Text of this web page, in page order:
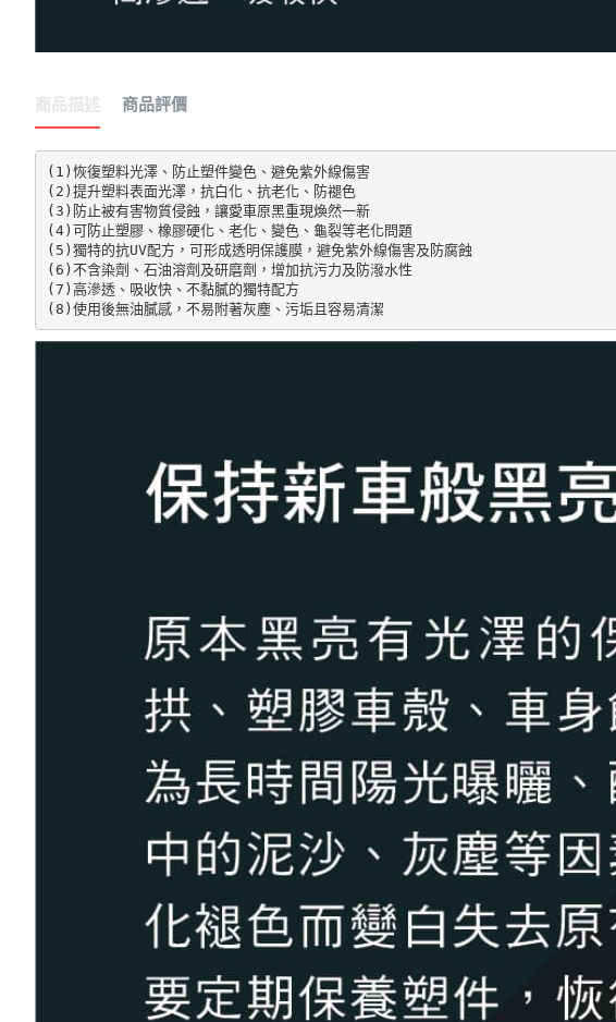
商品描述 商品評價
(1)恢復塑料光澤、防止塑件變色、避免紫外線傷害
(2)提升塑料表面光澤，抗白化、抗老化、防褪色
(3)防止被有害物質侵蝕，讓愛車原黑重現煥然一新
(4)可防止塑膠、橡膠硬化、老化、變色、龜裂等老化問題
(5)獨特的抗UV配方，可形成透明保護膜，避免紫外線傷害及防腐蝕
(6)不含染劑、石油溶劑及研磨劑，增加抗污力及防潑水性
(7)高滲透、吸收快、不黏膩的獨特配方
(8)使用後無油膩感，不易附著灰塵、污垢且容易清潔